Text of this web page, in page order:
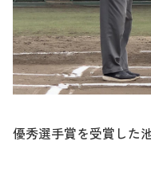
優秀選手賞を受賞した